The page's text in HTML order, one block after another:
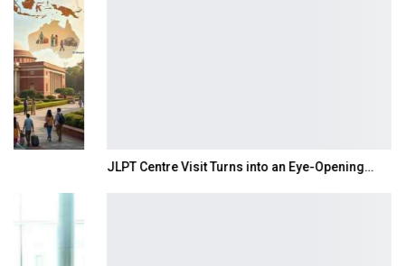
JLPT Centre Visit Turns into an Eye-Opening…